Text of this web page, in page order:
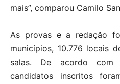
mais”, comparou Camilo
As provas e a redação
municípios, 10.776 locais
salas. De acordo
candidatos inscritos